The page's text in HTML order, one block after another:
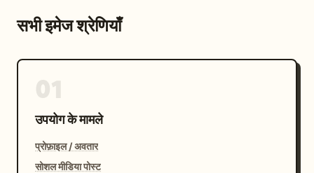
सभी इमेज श्रेणियाँ
उपयोग के मामले
प्रोफ़ाइल / अवतार
सोशल मीडिया पोस्ट